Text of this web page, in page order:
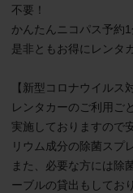
不要！
かんたんニコパス予約
是非ともお得にレンタ
【新型コロナウイルス
レンタカーのご利用ご
実施しておりますので
リウム成分の除菌スプ
また、必要な方には除
ーブルの貸出もしてお